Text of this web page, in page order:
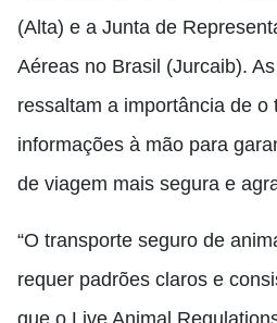
(Alta) e a Junta de
Aéreas no Brasil (Jurcaib).
ressaltam a importância de o
informações à mão para
de viagem mais segura e
“O transporte seguro de
requer padrões claros e
que o Live Animal